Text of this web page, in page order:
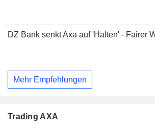
DZ Bank senkt Axa auf 'Halten' - Fairer
Mehr Empfehlungen
Trading AXA